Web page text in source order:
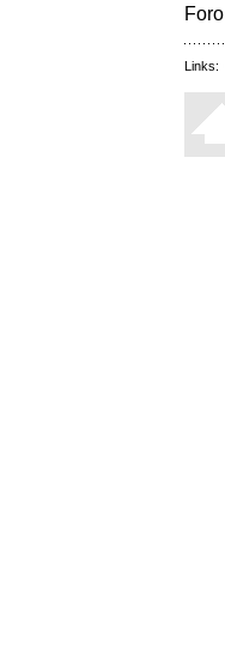
Foro
Links: